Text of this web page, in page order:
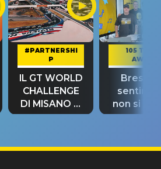
#PARTNERSHI
P
IL GT WORLD
CHALLENGE
DI MISANO si
riconferma
105 TAKE
AWAY
Bresh:
non si
fino alla